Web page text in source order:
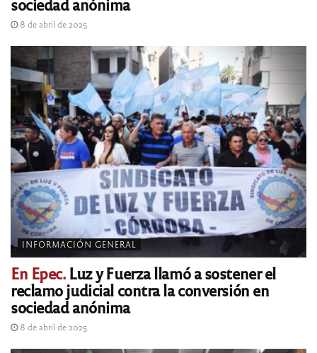
8 de abril de 2025
INFORMACIÓN GENERAL
En Epec.Luz y Fuerza llamó a sostener el
reclamo judicial contra la conversión en
sociedad anónima
8 de abril de 2025